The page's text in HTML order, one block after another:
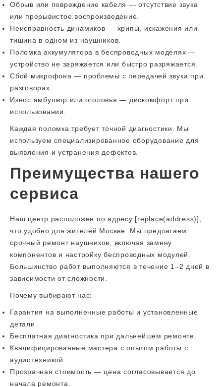
Обрыв или повреждение кабеля — отсутствие звука
или прерывистое воспроизведение.
Неисправность динамиков — хрипы, искажения или
тишина в одном из наушников.
Поломка аккумулятора в беспроводных моделях —
устройство не заряжается или быстро разряжается.
Сбой микрофона — проблемы с передачей звука при
разговорах.
Износ амбушюр или оголовья — дискомфорт при
использовании.
Каждая поломка требует точной диагностики. Мы
используем специализированное оборудование для
выявления и устранения дефектов.
Преимущества нашего
сервиса
Наш центр расположен по адресу [replace(address)],
что удобно для жителей Москве. Мы предлагаем
срочный ремонт наушников, включая замену
компонентов и настройку беспроводных модулей.
Большинство работ выполняются в течение 1–2 дней в
зависимости от сложности.
Почему выбирают нас:
Гарантия на выполненные работы и установленные
детали.
Бесплатная диагностика при дальнейшем ремонте.
Квалифицированные мастера с опытом работы с
аудиотехникой.
Прозрачная стоимость — цена согласовывается до
начала ремонта.